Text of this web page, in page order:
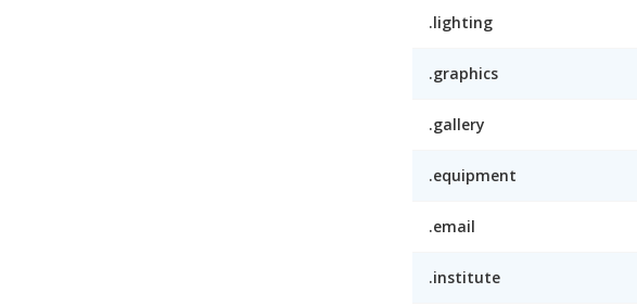
.lighting
.graphics
.gallery
.equipment
.email
.institute